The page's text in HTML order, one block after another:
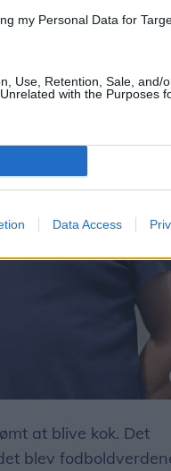
my Personal Data for
Use, Retention, Sale, and/
with the Purposes
Data Access
at blive kok. Det
blev